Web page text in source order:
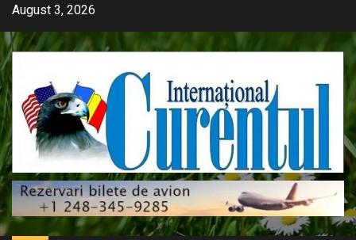
Skip
content
August 3, 2026